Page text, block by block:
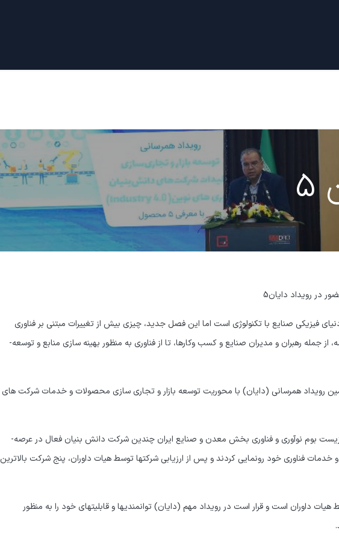
در رویداد دایان5
فیزیکی صنایع با تکنولوژی است اما این فصل جدید، چیزی بیش از تغییرات مبتنی بر فناوری
معنا می­شود. این فرصتی است برای کمک به همه، از جمله رهبران و مدیران صنایع و کسب­ وکارها، تا از فناوری به منظور بهینه­ سازی منابع و توسعه­
در روز 17 بهمن ماه 1401، پنجمین رویداد همرسانی (دایان) با محوریت توسعه­ بازار و تجاری­ سازی محصولات و خدمات شرکت­ های
در پیش رویداد (ایمینو) به عنوان مجری طرح زیست بوم نوآوری و فناوری بخش معدن و صنایع ایران چندین شرکت دانش­ بنیان فعال در عرصه­
فناوری خود رونمایی کردند و پس از ارزیابی شرکت­ها توسط هیات داوران، پنج شرکت بالاترین
داوران است و قرار است در رویداد مهم (دایان) توانمندی­ها و قابلیت­های خود را به منظور